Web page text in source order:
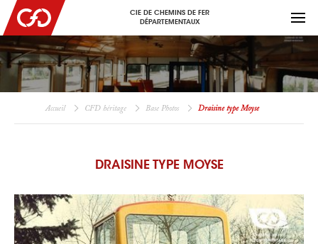
CIE DE CHEMINS DE FER
DÉPARTEMENTAUX
Accueil CFD héritage Base Photos Draisine type Moyse
DRAISINE TYPE MOYSE